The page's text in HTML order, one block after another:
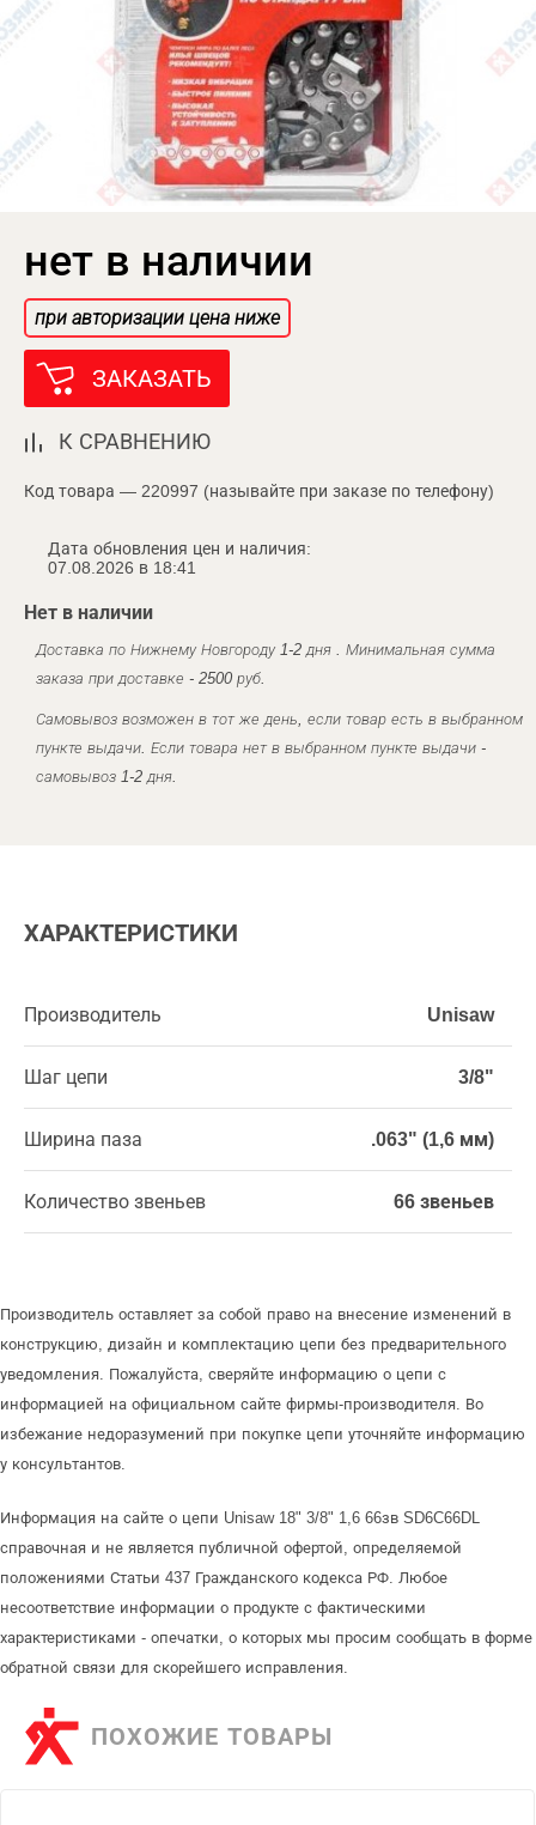
нет в наличии
при авторизации цена ниже
ЗАКАЗАТЬ
К СРАВНЕНИЮ
Код товара — 220997 (называйте при заказе по телефону)
Дата обновления цен и наличия:
07.08.2026 в 18:41
Нет в наличии
Доставка по Нижнему Новгороду 1-2 дня . Минимальная сумма
заказа при доставке - 2500 руб.
Самовывоз возможен в тот же день, если товар есть в выбранном
пункте выдачи. Если товара нет в выбранном пункте выдачи -
самовывоз 1-2 дня.
ХАРАКТЕРИСТИКИ
Производитель Unisaw
Шаг цепи 3/8"
Ширина паза .063" (1,6 мм)
Количество звеньев 66 звеньев
Производитель оставляет за собой право на внесение изменений в
конструкцию, дизайн и комплектацию цепи без предварительного
уведомления. Пожалуйста, сверяйте информацию о цепи с
информацией на официальном сайте фирмы-производителя. Во
избежание недоразумений при покупке цепи уточняйте информацию
у консультантов.
Информация на сайте о цепи Unisaw 18" 3/8" 1,6 66зв SD6C66DL
справочная и не является публичной офертой, определяемой
положениями Статьи 437 Гражданского кодекса РФ. Любое
несоответствие информации о продукте с фактическими
характеристиками - опечатки, о которых мы просим сообщать в форме
обратной связи для скорейшего исправления.
ПОХОЖИЕ ТОВАРЫ